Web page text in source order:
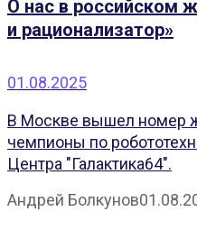
О нас в российском
и рационализатор»
01.08.2025
В Москве вышел номер
чемпионы по
Центра "Галактика64".
Андрей Болкунов